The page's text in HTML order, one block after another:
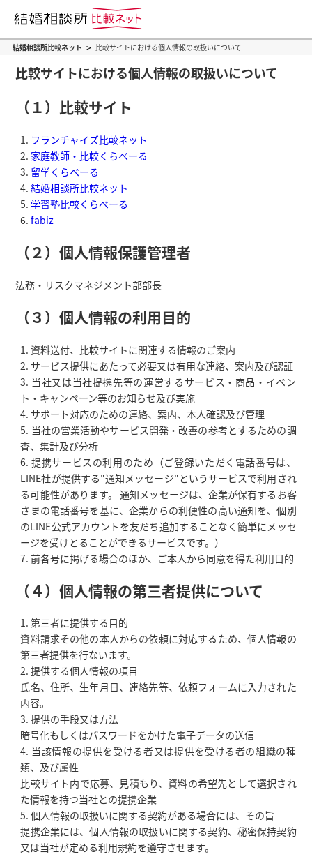
結婚相談所比較ネット > 比較サイトにおける個人情報の取扱いについて
比較サイトにおける個人情報の取扱いについて
（１）比較サイト
フランチャイズ比較ネット
家庭教師・比較くらべーる
留学くらべーる
結婚相談所比較ネット
学習塾比較くらべーる
fabiz
（２）個人情報保護管理者
法務・リスクマネジメント部部長
（３）個人情報の利用目的
資料送付、比較サイトに関連する情報のご案内
サービス提供にあたって必要又は有用な連絡、案内及び認証
当社又は当社提携先等の運営するサービス・商品・イベン
ト・キャンペーン等のお知らせ及び実施
サポート対応のための連絡、案内、本人確認及び管理
当社の営業活動やサービス開発・改善の参考とするための調
査、集計及び分析
提携サービスの利用のため（ご登録いただく電話番号は、
LINE社が提供する"通知メッセージ"というサービスで利用され
る可能性があります。 通知メッセージは、企業が保有するお客
さまの電話番号を基に、企業からの利便性の高い通知を、個別
のLINE公式アカウントを友だち追加することなく簡単にメッセ
ージを受けとることができるサービスです。）
前各号に掲げる場合のほか、ご本人から同意を得た利用目的
（４）個人情報の第三者提供について
第三者に提供する目的
資料請求その他の本人からの依頼に対応するため、個人情報の
第三者提供を行ないます。
提供する個人情報の項目
氏名、住所、生年月日、連絡先等、依頼フォームに入力された
内容。
提供の手段又は方法
暗号化もしくはパスワードをかけた電子データの送信
当該情報の提供を受ける者又は提供を受ける者の組織の種
類、及び属性
比較サイト内で応募、見積もり、資料の希望先として選択され
た情報を持つ当社との提携企業
個人情報の取扱いに関する契約がある場合には、その旨
提携企業には、個人情報の取扱いに関する契約、秘密保持契約
又は当社が定める利用規約を遵守させます。